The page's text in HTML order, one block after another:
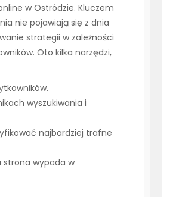
w Ostródzie. Kluczem
nie pojawiają się z dnia
strategii w zależności
Oto kilka narzędzi,
wyszukiwania i
najbardziej trafne
strona wypada w